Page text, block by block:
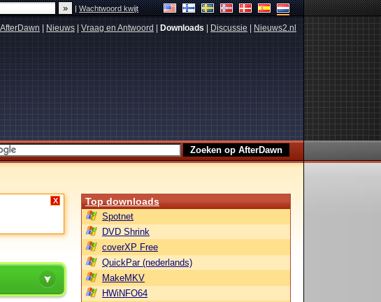
|Wachtwoord kwijt
AfterDawn Nieuws Vraag en Antwoord Downloads Discussie Nieuws2.nl
X Top downloads
Spotnet
DVD Shrink
coverXP Free
QuickPar (nederlands)
MakeMKV
HWiNFO64